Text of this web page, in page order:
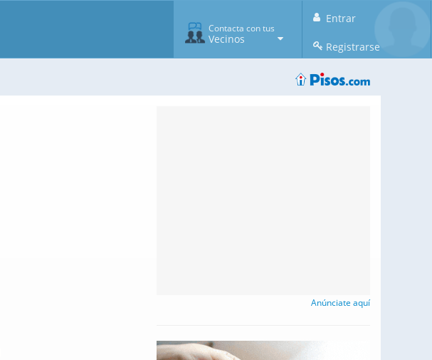
Entrar
Registrarse
Contacta con tus
Vecinos
Anúnciate aquí